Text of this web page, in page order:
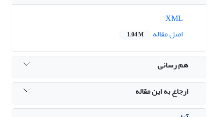
اصل مقاله
1.04 M
هم رسانی
ارجاع به این مقاله